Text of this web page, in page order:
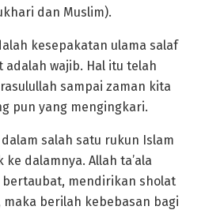
dan Muslim).
kesepakatan ulama salaf
wajib. Hal itu telah
sampai zaman kita
pun yang mengingkari.
salah satu rukun Islam
dalamnya. Allah ta’ala
bertaubat, mendirikan sholat
berilah kebebasan bagi